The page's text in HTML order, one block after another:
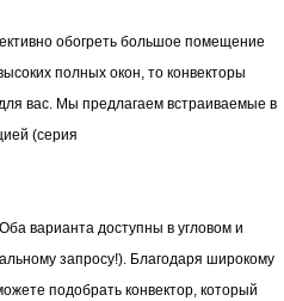
обогреть большое помещение
полных окон, то конвекторы
вас. Мы предлагаем встраиваемые в
(серия
варианта доступны в угловом и
запросу!). Благодаря широкому
подобрать конвектор, который